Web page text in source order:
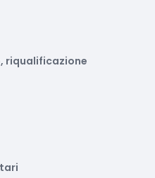
riqualificazione